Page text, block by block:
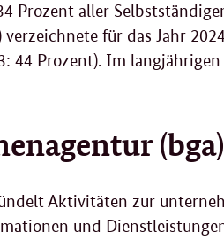
Prozent aller
für das Jahr
44 Prozent). Im
(bga)
Aktivitäten zur
und